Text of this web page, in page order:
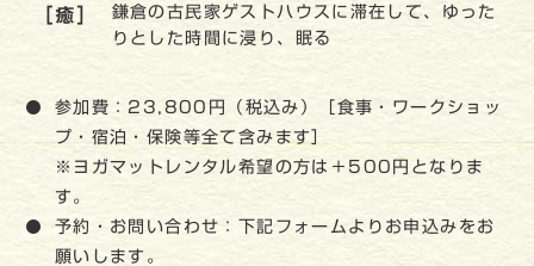
［癒］
鎌倉の古民家ゲストハウスに滞在して、ゆった
りとした時間に浸り、眠る
参加費：23,800円（税込み）［食事・ワークショッ
プ・宿泊・保険等全て含みます］
※ヨガマットレンタル希望の方は＋500円となりま
す。
予約・お問い合わせ：下記フォームよりお申込みをお
願いします。